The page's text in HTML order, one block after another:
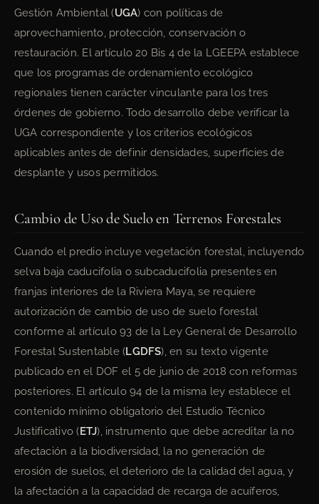
Gestión Ambiental (UGA) con políticas de
aprovechamiento, protección, conservación o
restauración. El artículo 20 Bis 4 de la LGEEPA establece
que los programas de ordenamiento ecológico
regionales tienen carácter vinculante para los tres
órdenes de gobierno. Todo desarrollo debe verificar la
UGA correspondiente y los criterios ecológicos
aplicables antes de definir densidades, superficies de
desplante y usos permitidos.
Cambio de Uso de Suelo en Terrenos Forestales
Cuando el predio incluye vegetación forestal, incluyendo
selva baja caducifolia o subcaducifolia presentes en
franjas interiores de la Riviera Maya, se requiere
autorización de cambio de uso de suelo forestal
conforme al artículo 93 de la Ley General de Desarrollo
Forestal Sustentable (LGDFS), en su texto vigente
publicado en el DOF el 5 de junio de 2018 con reformas
posteriores. El artículo 94 de la misma ley establece el
contenido mínimo obligatorio del Estudio Técnico
Justificativo (ETJ), instrumento que debe acreditar la no
afectación a la biodiversidad, la no generación de
erosión de suelos, el deterioro de la calidad del agua, y
la afectación a la capacidad de recarga de acuíferos,